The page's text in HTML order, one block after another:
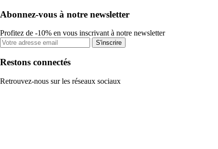
Abonnez-vous à notre newsletter
Profitez de -10% en vous inscrivant à notre newsletter
S'inscrire
Restons connectés
Retrouvez-nous sur les réseaux sociaux